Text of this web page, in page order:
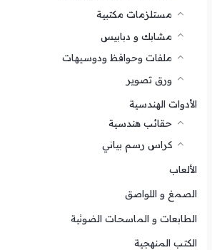
مستلزمات مكتبية
مشابك و دبابيس
ملفات وحوافظ ودوسيهات
ورق تصوير
الأدوات الهندسية
حقائب هندسية
كراس رسم بياني
الألعاب
الصمغ و اللواصق
الطابعات و الماسحات الضوئية
الكتب المنهجية